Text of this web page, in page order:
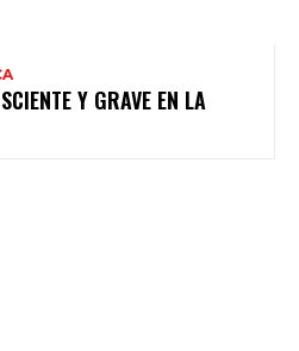
Y GRAVE EN LA